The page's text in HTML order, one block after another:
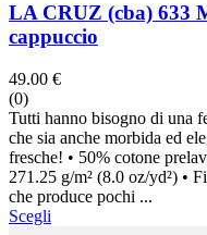
LA CRUZ (cba) 633
cappuccio
49.00 €
(0)
Tutti hanno bisogno di una
che sia anche morbida ed
fresche! • 50% cotone
271.25 g/m² (8.0 oz/yd²) •
che produce pochi ...
Scegli